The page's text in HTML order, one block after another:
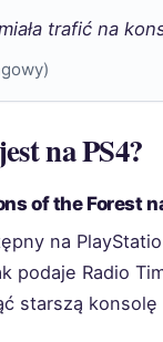
trafić na
na PS4?
of the Forest
na
podaje Radio
starszą